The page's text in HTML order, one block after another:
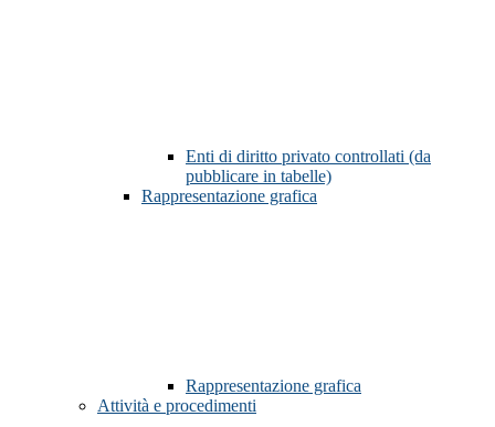
Enti di diritto privato controllati (da
pubblicare in tabelle)
Rappresentazione grafica
Rappresentazione grafica
Attività e procedimenti